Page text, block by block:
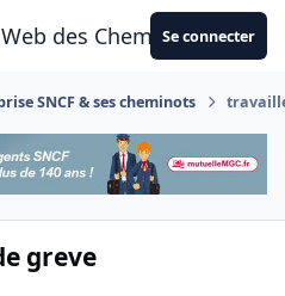
des CheminotsSe connecter
SNCF & ses cheminots
greve